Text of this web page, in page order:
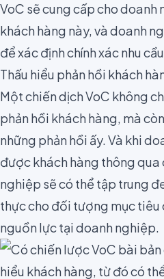
VoC sẽ cung cấp cho doanh
khách hàng này, và doanh
để xác định chính xác nhu
Thấu hiểu phản hồi khách
Một chiến dịch VoC không
phản hồi khách hàng, mà
những phản hồi ấy. Và khi
được khách hàng thông
nghiệp sẽ có thể tập trung
thực cho đối tượng mục tiêu
nguồn lực tại doanh nghiệp.